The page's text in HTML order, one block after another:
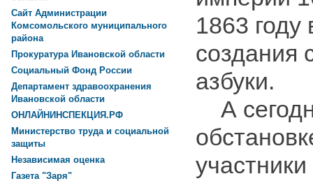
1863 году
создания
азбуки.
А
Сайт Администрации
Комсомольского муниципального
района
Прокуратура Ивановской области
Социальный Фонд России
Департамент здравоохранения
Ивановской области
ОНЛАЙНИНСПЕКЦИЯ.РФ
Министерство труда и социальной
защиты
Независимая оценка
Газета "Заря"